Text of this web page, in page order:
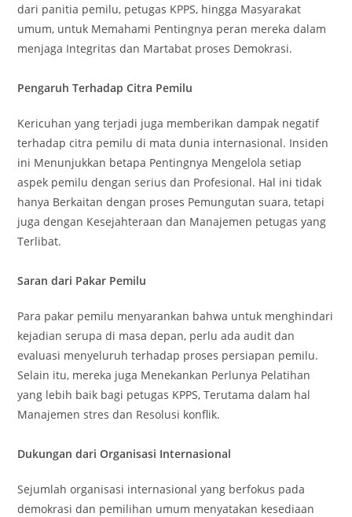
dari panitia pemilu, petugas KPPS, hingga Masyarakat
umum, untuk Memahami Pentingnya peran mereka dalam
menjaga Integritas dan Martabat proses Demokrasi.
Pengaruh Terhadap Citra Pemilu
Kericuhan yang terjadi juga memberikan dampak negatif
terhadap citra pemilu di mata dunia internasional. Insiden
ini Menunjukkan betapa Pentingnya Mengelola setiap
aspek pemilu dengan serius dan Profesional. Hal ini tidak
hanya Berkaitan dengan proses Pemungutan suara, tetapi
juga dengan Kesejahteraan dan Manajemen petugas yang
Terlibat.
Saran dari Pakar Pemilu
Para pakar pemilu menyarankan bahwa untuk menghindari
kejadian serupa di masa depan, perlu ada audit dan
evaluasi menyeluruh terhadap proses persiapan pemilu.
Selain itu, mereka juga Menekankan Perlunya Pelatihan
yang lebih baik bagi petugas KPPS, Terutama dalam hal
Manajemen stres dan Resolusi konflik.
Dukungan dari Organisasi Internasional
Sejumlah organisasi internasional yang berfokus pada
demokrasi dan pemilihan umum menyatakan kesediaan